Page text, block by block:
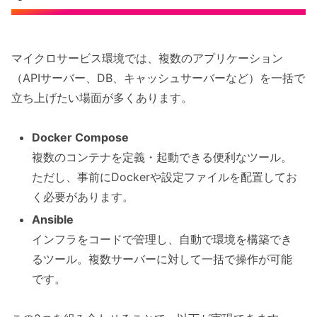
マイクロサービス環境では、複数のアプリケーション
（APIサーバー、DB、キャッシュサーバーなど）を一括で
立ち上げたい場面が多くあります。
Docker Compose
複数のコンテナを定義・起動できる便利なツール。
ただし、事前にDockerや設定ファイルを配置してお
く必要があります。
Ansible
インフラをコードで管理し、自動で環境を構築でき
るツール。複数サーバーに対して一括で操作が可能
です。